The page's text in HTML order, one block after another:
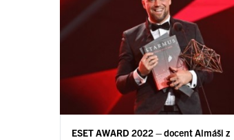
ESET AWARD 2022 – docent Almáši z